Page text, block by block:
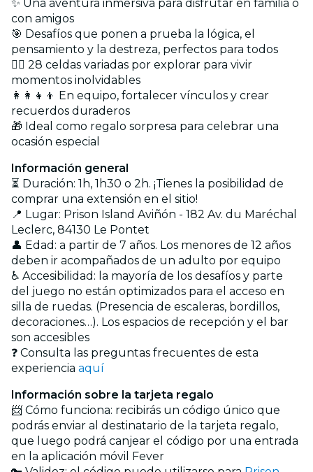
✨ Una aventura inmersiva para disfrutar en familia o
con amigos
🎯 Desafíos que ponen a prueba la lógica, el
pensamiento y la destreza, perfectos para todos
🕵️‍♀️ 28 celdas variadas por explorar para vivir
momentos inolvidables
👩‍👩‍👧‍👦 En equipo, fortalecer vínculos y crear
recuerdos duraderos
🎁 Ideal como regalo sorpresa para celebrar una
ocasión especial
Información general
⏳ Duración: 1h, 1h30 o 2h. ¡Tienes la posibilidad de
comprar una extensión en el sitio!
📍 Lugar: Prison Island Aviñón - 182 Av. du Maréchal
Leclerc, 84130 Le Pontet
👤 Edad: a partir de 7 años. Los menores de 12 años
deben ir acompañados de un adulto por equipo
♿ Accesibilidad: la mayoría de los desafíos y parte
del juego no están optimizados para el acceso en
silla de ruedas. (Presencia de escaleras, bordillos,
decoraciones…). Los espacios de recepción y el bar
son accesibles
❓ Consulta las preguntas frecuentes de esta
experiencia aquí
Información sobre la tarjeta regalo
📨 Cómo funciona: recibirás un código único que
podrás enviar al destinatario de la tarjeta regalo,
que luego podrá canjear el código por una entrada
en la aplicación móvil Fever